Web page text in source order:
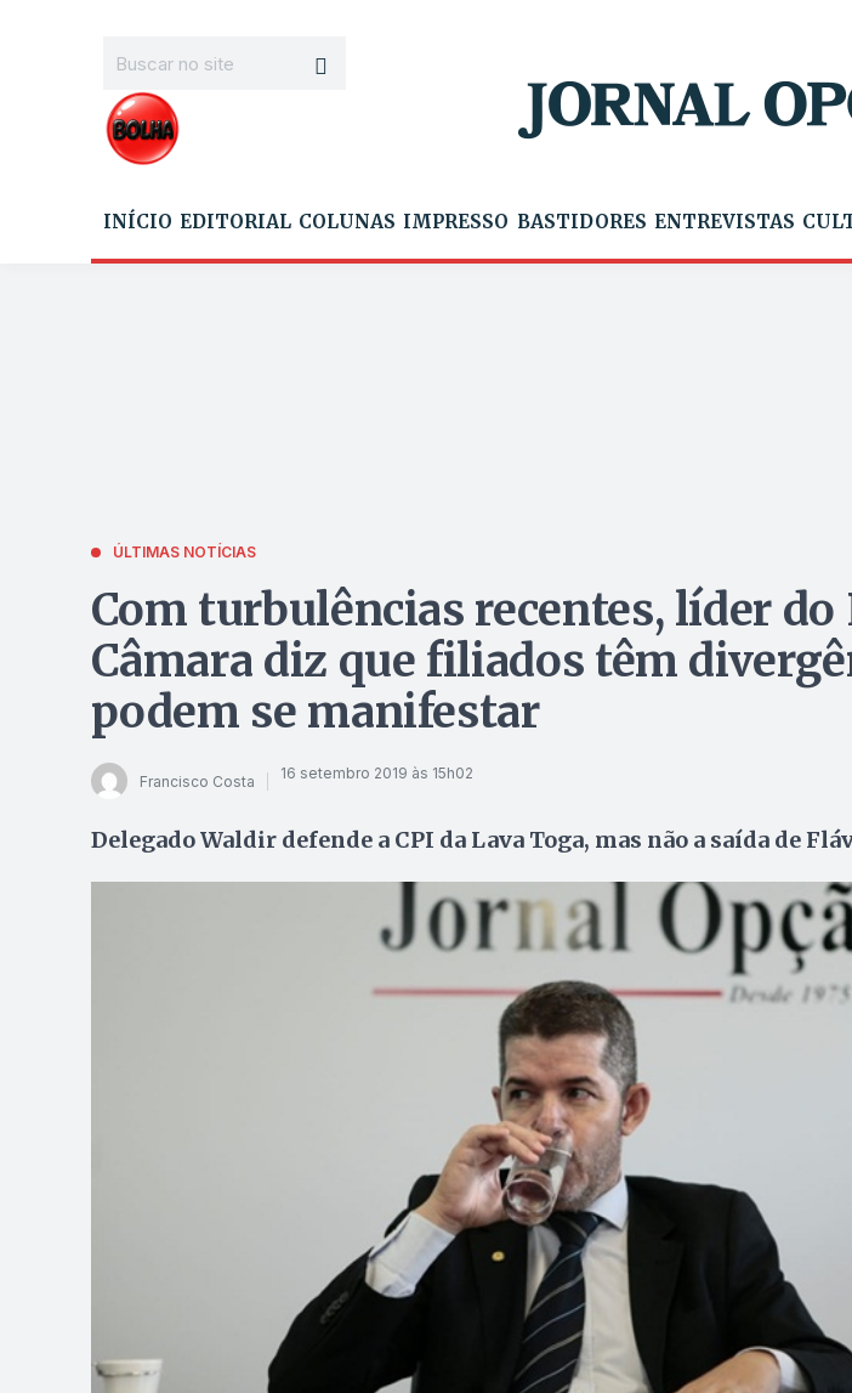
INÍCIO EDITORIAL COLUNAS IMPRESSO BASTIDORES ENTREVISTAS
ÚLTIMAS NOTÍCIAS
Com turbulências recentes, líder do
Câmara diz que filiados têm
podem se manifestar
Francisco Costa 16 setembro 2019 às 15h02
Delegado Waldir defende a CPI da Lava Toga, mas não a saída de